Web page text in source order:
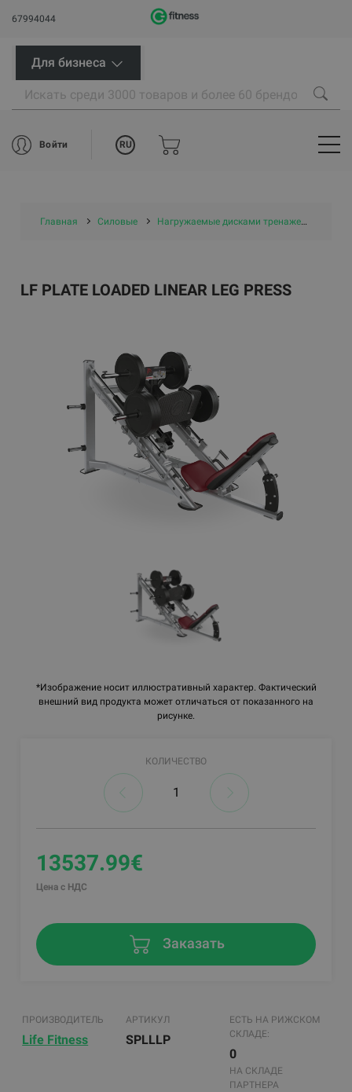
67994044
Для бизнеса
Войти RU
Главная Силовые Нагружаемые дисками тренажеры
*Изображение носит иллюстративный характер. Фактический
внешний вид продукта может отличаться от показанного на
рисунке.
LF PLATE LOADED LINEAR LEG PRESS
КОЛИЧЕСТВО
13537.99€
Цена с НДС
Заказать
ПРОИЗВОДИТЕЛЬ
Life Fitness
АРТИКУЛ
SPLLLP
ЕСТЬ НА РИЖСКОМ
СКЛАДЕ:
0
НА СКЛАДЕ
ПАРТНЕРА